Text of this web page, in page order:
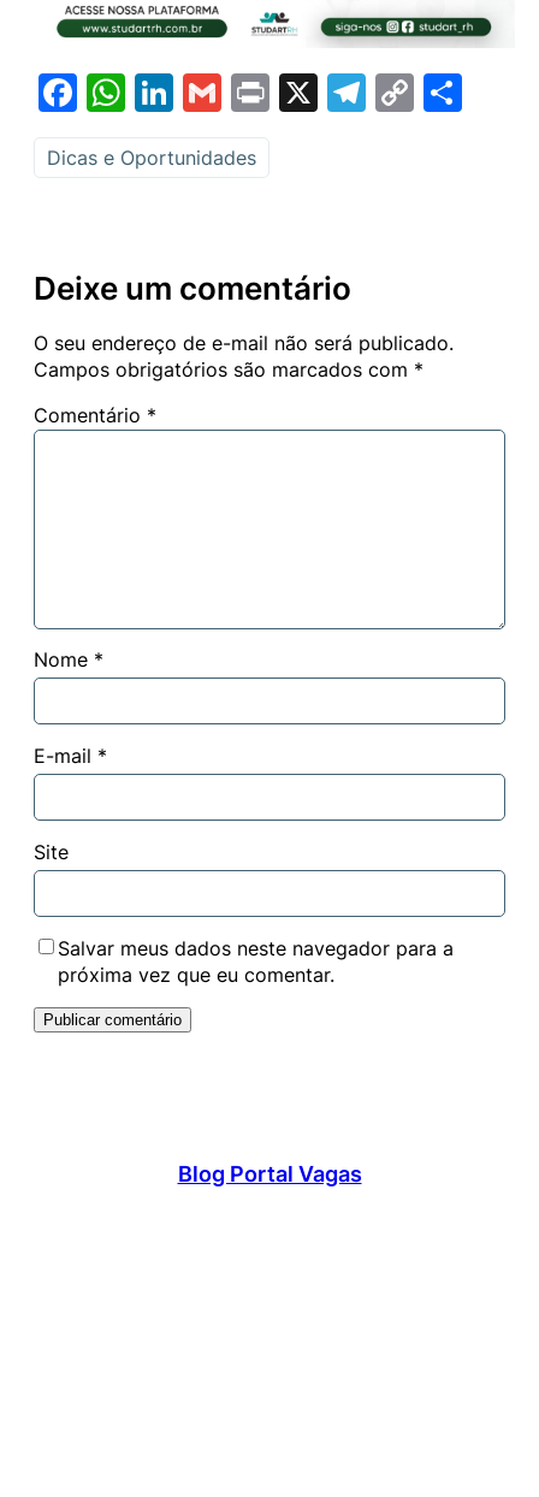
Facebook
WhatsApp
LinkedIn
GmailPrint
X Telegram
Copy
Dicas e Oportunidades
Deixe um comentário
O seu endereço de e-mail não será publicado.
Campos obrigatórios são marcados com *
Comentário *
Nome *
E-mail *
Site
Salvar meus dados neste navegador para a
próxima vez que eu comentar.
Blog Portal Vagas